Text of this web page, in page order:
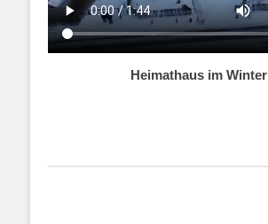
Heimathaus im Winter